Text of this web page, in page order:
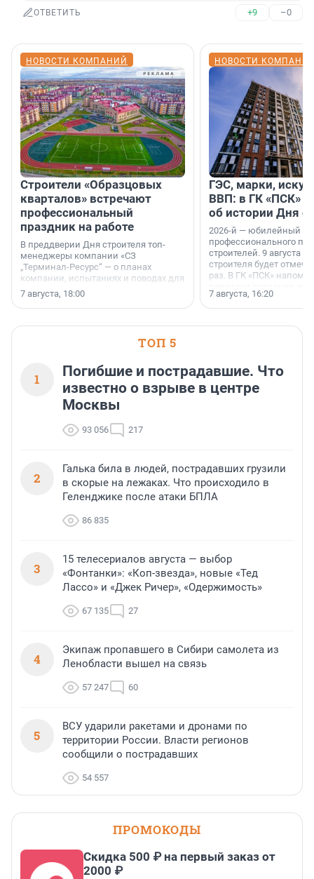
ОТВЕТИТЬ +9 –0
НОВОСТИ КОМПАНИЙ
Строители «Образцовых
кварталов» встречают
профессиональный
праздник на работе
В преддверии Дня строителя топ-
менеджеры компании «СЗ
„Терминал-Ресурс“ — о планах
компании, испытаниях и поводах для
осторожного оптимизма.
7 августа, 18:00
НОВОСТИ
ГЭС, марки,
ВВП: в ГК «ПСК»
об истории Дня
2026-й — юбилейный
профессионального
строителей. 9 августа
строителя будет
раз. В ГК «ПСК»
поменялась роль
7 августа, 16:20
ТОП 5
1
Погибшие и пострадавшие. Что
известно о взрыве в центре
Москвы
93 056 217
2
Галька била в людей, пострадавших грузили
в скорые на лежаках. Что происходило в
Геленджике после атаки БПЛА
86 835
3
15 телесериалов августа — выбор
«Фонтанки»: «Коп-звезда», новые «Тед
Лассо» и «Джек Ричер», «Одержимость»
67 135 27
4
Экипаж пропавшего в Сибири самолета из
Ленобласти вышел на связь
57 247 60
5
ВСУ ударили ракетами и дронами по
территории России. Власти регионов
сообщили о пострадавших
54 557
ПРОМОКОДЫ
Скидка 500 ₽ на первый заказ от
2000 ₽